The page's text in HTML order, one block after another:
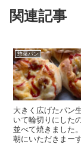
関連記事
惣菜パン
大きく広げたパ
いて輪切りにした
並べて焼きました
朝にいただきまー